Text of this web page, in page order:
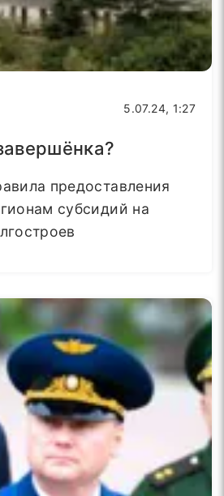
5.07.24, 1:27
предоставления
субсидий на